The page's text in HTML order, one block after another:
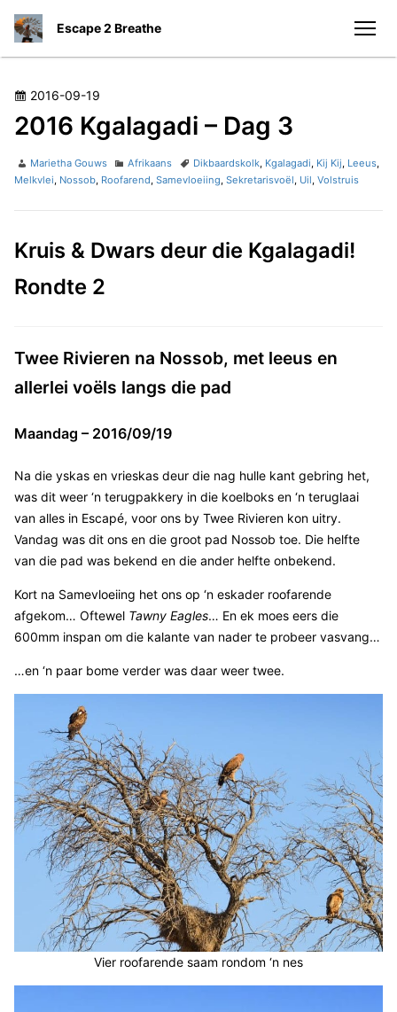
Escape 2 Breathe
P
o
s
t
e
n
2016-09-19
2016 Kgalagadi – Dag 3
A
u
h
r
Marietha Gouws
C
a
e
o
Afrikaans
T
a
s
Dikbaardskolk, Kgalagadi, Kij Kij, Leeus,
Melkvlei, Nossob, Roofarend, Samevloeiing, Sekretarisvoël, Uil, Volstruis
Kruis & Dwars deur die Kgalagadi!
Rondte 2
Twee Rivieren na Nossob, met leeus en
allerlei voëls langs die pad
Maandag – 2016/09/19
Na die yskas en vrieskas deur die nag hulle kant gebring het,
was dit weer ‘n terugpakkery in die koelboks en ‘n teruglaai
van alles in Escapé, voor ons by Twee Rivieren kon uitry.
Vandag was dit ons en die groot pad Nossob toe. Die helfte
van die pad was bekend en die ander helfte onbekend.
Kort na Samevloeiing het ons op ‘n eskader roofarende
afgekom… Oftewel Tawny Eagles… En ek moes eers die
600mm inspan om die kalante van nader te probeer vasvang…
…en ‘n paar bome verder was daar weer twee.
Vier roofarende saam rondom ‘n nes